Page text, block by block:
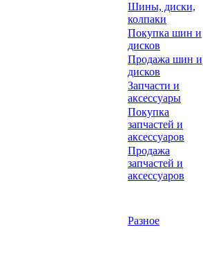
Шины, диски,
колпаки
Покупка шин и
дисков
Продажа шин и
дисков
Запчасти и
аксессуары
Покупка
запчастей и
аксессуаров
Продажа
запчастей и
аксессуаров
Разное